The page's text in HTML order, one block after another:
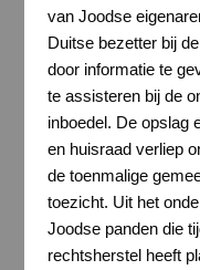
van Joodse
Duitse bezetter bij
door informatie te
te assisteren bij de
inboedel. De opslag
en huisraad verliep
de toenmalige
toezicht. Uit het
Joodse panden die
rechtsherstel heeft